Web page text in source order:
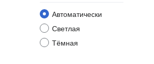
Автоматически
Светлая
Тёмная